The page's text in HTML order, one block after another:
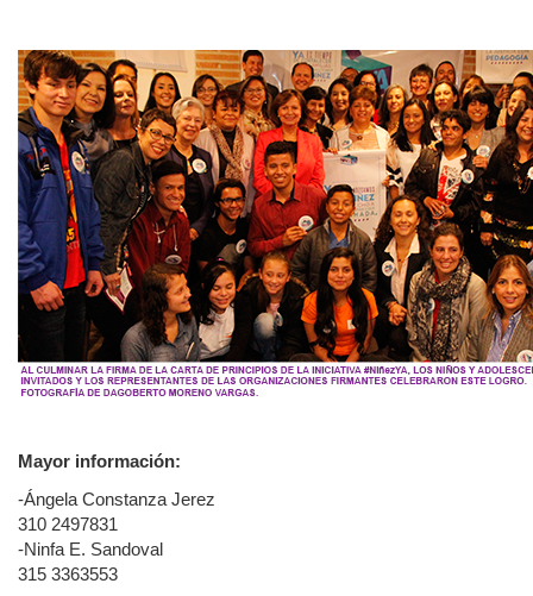
Mayor información:
-Ángela Constanza Jerez
310 2497831
-Ninfa E. Sandoval
315 3363553